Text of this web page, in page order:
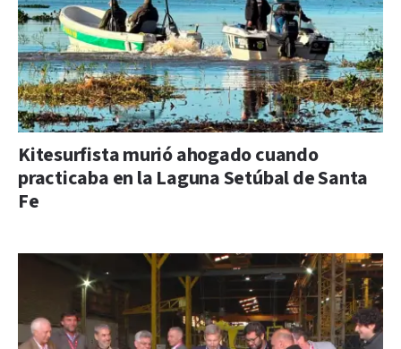
Kitesurfista murió ahogado cuando
practicaba en la Laguna Setúbal de Santa
Fe